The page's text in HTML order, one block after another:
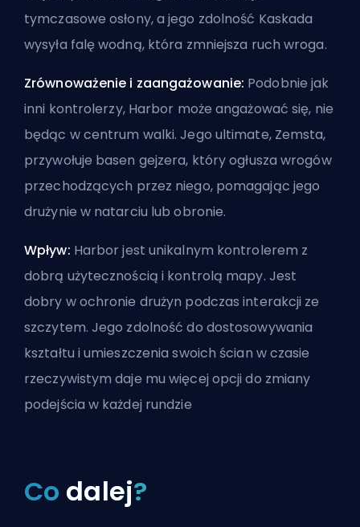
tymczasowe osłony, a jego zdolność Kaskada
wysyła falę wodną, która zmniejsza ruch wroga.
Zrównoważenie i zaangażowanie: Podobnie jak
inni kontrolerzy, Harbor może angażować się, nie
będąc w centrum walki. Jego ultimate, Zemsta,
przywołuje basen gejzera, który ogłusza wrogów
przechodzących przez niego, pomagając jego
drużynie w natarciu lub obronie.
Wpływ: Harbor jest unikalnym kontrolerem z
dobrą użytecznością i kontrolą mapy. Jest
dobry w ochronie drużyn podczas interakcji ze
szczytem. Jego zdolność do dostosowywania
kształtu i umieszczenia swoich ścian w czasie
rzeczywistym daje mu więcej opcji do zmiany
podejścia w każdej rundzie
Co dalej?